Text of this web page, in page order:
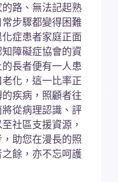
路、無法記起熟
步驟都變得困難
症患者家庭正面
障礙症協會的資
長者便有一人患
化，這一比率正
疾病，照顧者往
從病理認識、評
社區支援資源，
助您在漫長的照
餘，亦不忘呵護